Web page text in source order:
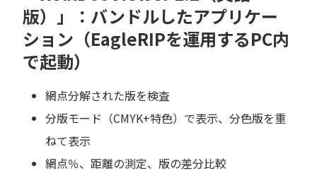
版）」：バンドルしたアプリケー
ション（EagleRIPを運用するPC内
で起動）
網点分解された版を検査
分版モード（CMYK+特色）で表示、分色版を重
ねて表示
網点％、距離の測定、版の差分比較